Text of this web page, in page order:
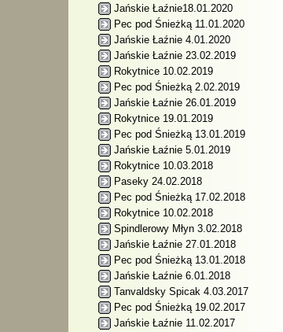
Jańskie Łaźnie18.01.2020
Pec pod Śnieżką 11.01.2020
Jańskie Łaźnie 4.01.2020
Jańskie Łaźnie 23.02.2019
Rokytnice 10.02.2019
Pec pod Śnieżką 2.02.2019
Jańskie Łaźnie 26.01.2019
Rokytnice 19.01.2019
Pec pod Śnieżką 13.01.2019
Jańskie Łaźnie 5.01.2019
Rokytnice 10.03.2018
Paseky 24.02.2018
Pec pod Śnieżką 17.02.2018
Rokytnice 10.02.2018
Spindlerowy Młyn 3.02.2018
Jańskie Łaźnie 27.01.2018
Pec pod Śnieżką 13.01.2018
Jańskie Łaźnie 6.01.2018
Tanvaldsky Spicak 4.03.2017
Pec pod Śnieżką 19.02.2017
Jańskie Łaźnie 11.02.2017